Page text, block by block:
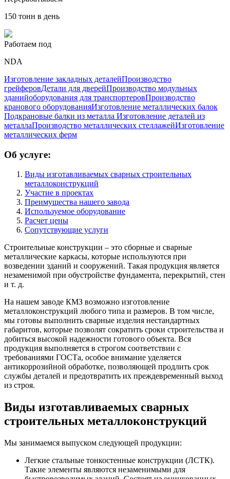
150 тонн в день
Работаем под
NDA
Изготовление закладных деталейПроизводство
грейферовДетали для дверейПроизводство модульных
зданийоборудования для транспортеровПроизводство
кранового оборудованияИзготовление металлических балок
Подкрановые балки из металла Изготовление деталей из
металлаПроизводство металлических стеллажейИзготовление
металлических ферм
Об услуге:
Виды изготавливаемых сварных строительных
металлоконструкций
Участие в проектах
Преимущества нашего завода
Используемое оборудование
Расчет цены
Сопутствующие услуги
Строительные конструкции – это сборные и сварные
металлические каркасы, которые используются при
возведении зданий и сооружений. Такая продукция является
незаменимой при обустройстве фундамента, перекрытий, стен
и т. д.
На нашем заводе КМЗ возможно изготовление
металлоконструкций любого типа и размеров. В том числе,
мы готовы выполнить сварные изделия нестандартных
габаритов, которые позволят сократить сроки строительства и
добиться высокой надежности готового объекта. Вся
продукция выполняется в строгом соответствии с
требованиями ГОСТа, особое внимание уделяется
антикоррозийной обработке, позволяющей продлить срок
службы деталей и предотвратить их преждевременный выход
из строя.
Виды изготавливаемых сварных
строительных металлоконструкций
Мы занимаемся выпуском следующей продукции:
Легкие стальные тонкостенные конструкции (ЛСТК).
Такие элементы являются незаменимыми для